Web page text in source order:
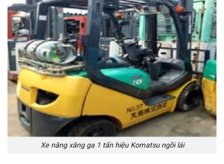
Xe nâng xăng ga 1 tấn hiệu Komatsu ngồi lái